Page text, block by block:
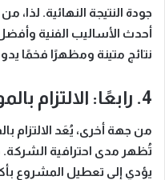
جودة النتيجة النهائية. لذا،
أحدث الأساليب الفنية
نتائج متينة ومظهرًا فخمًا
4. رابعًا: الالتزام بالمواعيد المحددة
من جهة أخرى، يُعَد الالتزام
تُظهر مدى احترافية الشركة.
يؤدي إلى تعطيل المشروع